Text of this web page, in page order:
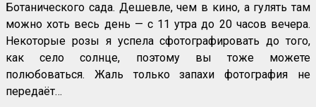
Ботанического сада. Дешевле, чем в кино, а гулять там
можно хоть весь день — с 11 утра до 20 часов вечера.
Некоторые розы я успела сфотографировать до того,
как село солнце, поэтому вы тоже можете
полюбоваться. Жаль только запахи фотография не
передаёт…